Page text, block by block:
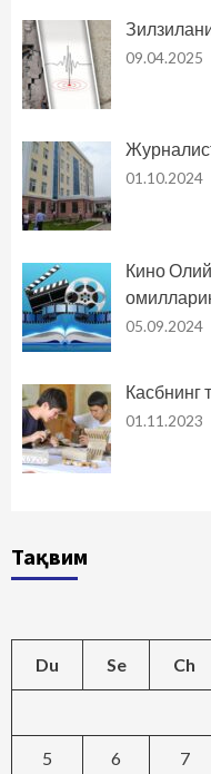
09.04.2025
01.10.2024
Кино
05.09.2024
Касбнинг
01.11.2023
Тақвим
Du Se Ch
5 6 7